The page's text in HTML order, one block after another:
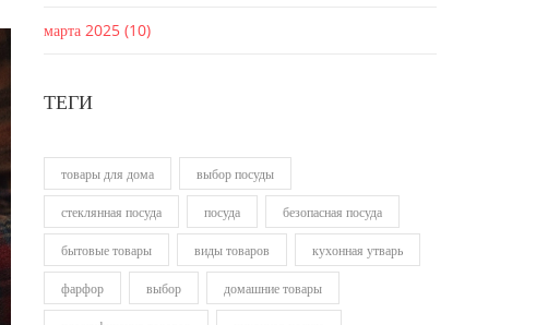
марта 2025 (10)
ТЕГИ
товары для дома выбор посуды
стеклянная посуда посуда безопасная посуда
бытовые товары виды товаров кухонная утварь
фарфор выбор домашние товары